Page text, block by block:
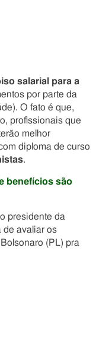
salarial para a
por parte da
O fato é que,
profissionais que
melhor
diploma de curso
.
benefícios são
presidente da
de avaliar os
(PL) pra